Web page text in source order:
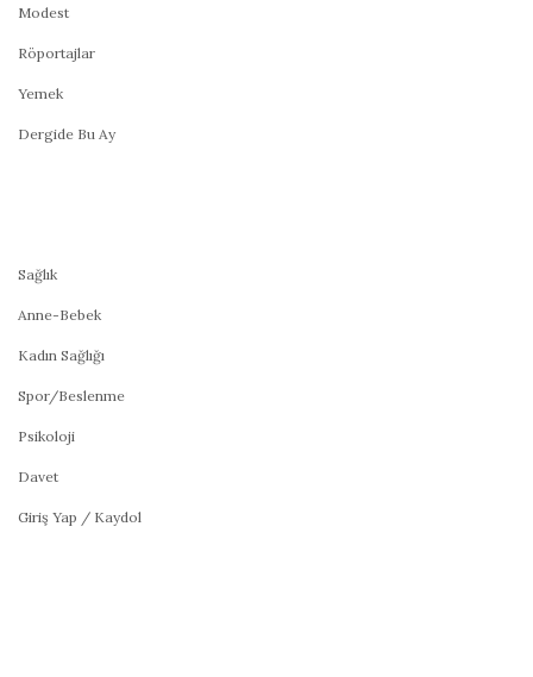
Modest
Röportajlar
Yemek
Dergide Bu Ay
Sağlık
Anne-Bebek
Kadın Sağlığı
Spor/Beslenme
Psikoloji
Davet
Giriş Yap / Kaydol